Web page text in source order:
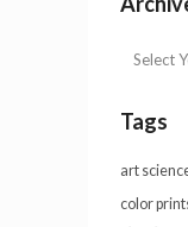
Tags
art
color